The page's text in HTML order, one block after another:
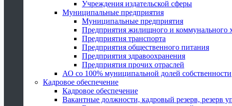
Учреждения издательской сферы
Муниципальные предприятия
Муниципальные предприятия
Предприятия жилищного и коммунального
Предприятия транспорта
Предприятия общественного питания
Предприятия здравоохранения
Предприятия прочих отраслей
АО со 100% муниципальной долей собственности
Кадровое обеспечение
Кадровое обеспечение
Вакантные должности, кадровый резерв, резерв